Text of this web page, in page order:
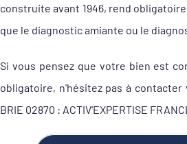
construite avant 1946, rend
que le diagnostic amiante ou le
Si vous pensez que votre bien est
obligatoire, n'hésitez pas à
BRIE 02870 : ACTIV'EXPERTISE